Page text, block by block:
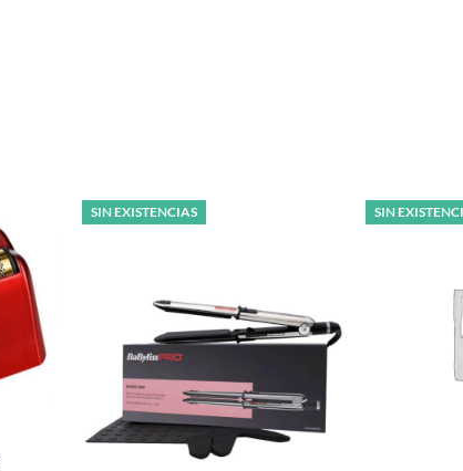
SIN EXISTENCIAS SIN